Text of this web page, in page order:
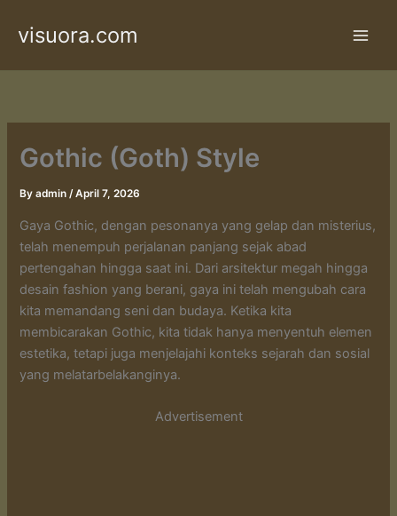
visuora.com
Gothic (Goth) Style
Byadmin/April 7, 2026
Gaya Gothic, dengan pesonanya yang gelap dan misterius,
telah menempuh perjalanan panjang sejak abad
pertengahan hingga saat ini. Dari arsitektur megah hingga
desain fashion yang berani, gaya ini telah mengubah cara
kita memandang seni dan budaya. Ketika kita
membicarakan Gothic, kita tidak hanya menyentuh elemen
estetika, tetapi juga menjelajahi konteks sejarah dan sosial
yang melatarbelakanginya.
Advertisement